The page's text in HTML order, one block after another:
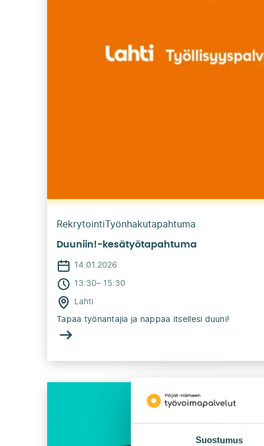
Suostumus
Rekrytointi Työnhakutapahtuma
Duuniin!-kesätyötapahtuma
14.01.2026
13:30– 15:30
Lahti
Tapaa työnantajia ja nappaa itsellesi duuni!